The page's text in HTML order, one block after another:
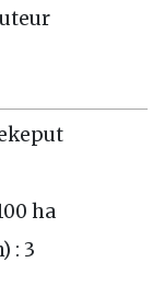
ha
: 3